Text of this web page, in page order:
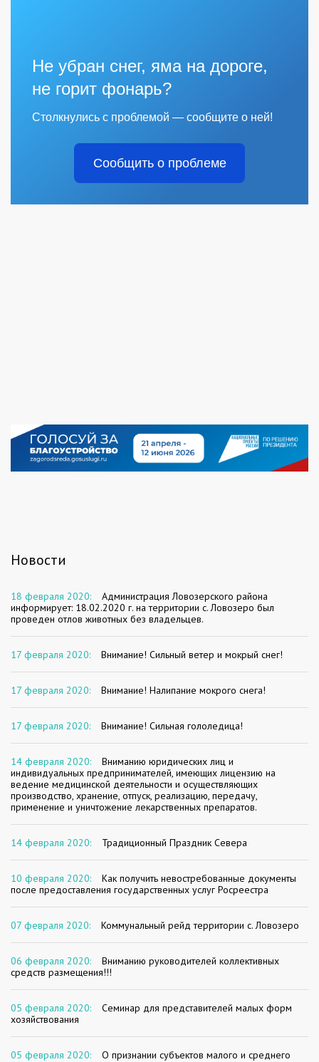
Не убран снег, яма на дороге,
не горит фонарь?
Столкнулись с проблемой — сообщите о ней!
Сообщить о проблеме
Новости
18 февраля 2020:
Администрация Ловозерского района
информирует: 18.02.2020 г. на территории с. Ловозеро был
проведен отлов животных без владельцев.
17 февраля 2020: Внимание! Сильный ветер и мокрый снег!
17 февраля 2020: Внимание! Налипание мокрого снега!
17 февраля 2020: Внимание! Сильная гололедица!
14 февраля 2020:
Вниманию юридических лиц и
индивидуальных предпринимателей, имеющих лицензию на
ведение медицинской деятельности и осуществляющих
производство, хранение, отпуск, реализацию, передачу,
применение и уничтожение лекарственных препаратов.
14 февраля 2020: Традиционный Праздник Севера
10 февраля 2020:
Как получить невостребованные документы
после предоставления государственных услуг Росреестра
07 февраля 2020: Коммунальный рейд территории с. Ловозеро
06 февраля 2020:
Вниманию руководителей коллективных
средств размещения!!!
05 февраля 2020:
Семинар для представителей малых форм
хозяйствования
05 февраля 2020:
О признании субъектов малого и среднего